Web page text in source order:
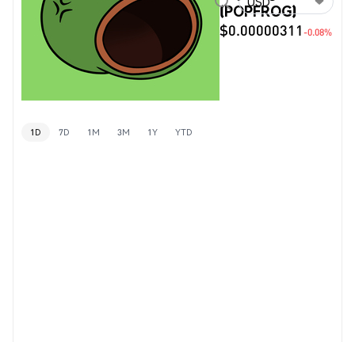
(POPFROG)
$0.00000311 -0.08%
1D 7D 1M 3M 1Y YTD